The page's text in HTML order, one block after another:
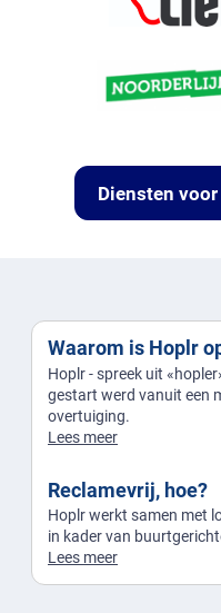
Diensten
Waarom is Hoplr
Hoplr - spreek uit
gestart werd vanuit een
overtuiging.
Lees meer
Reclamevrij, hoe?
Hoplr werkt samen met
in kader van
Lees meer